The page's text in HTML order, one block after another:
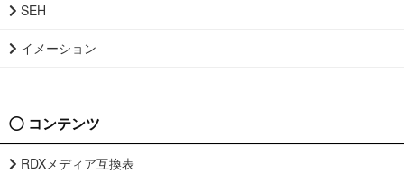
SEH
イメーション
コンテンツ
RDXメディア互換表